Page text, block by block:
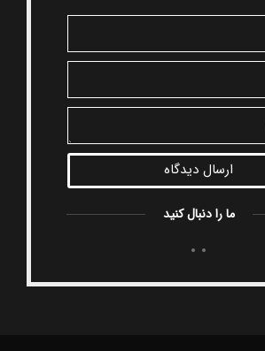
ارسال دیدگاه
ما را دنبال کنید